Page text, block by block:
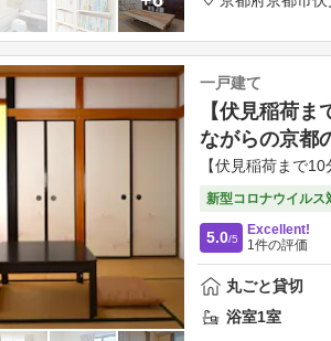
一戸建て
【伏見稲荷
ながらの京都
【伏見稲荷まで
新型コロナウイルス
5.0/5
Excellent!
1 件の評価
丸ごと貸切
浴室1室